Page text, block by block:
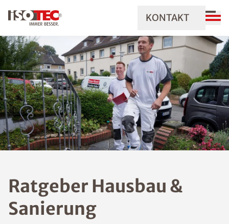
KONTAKT
Ratgeber Hausbau &
Sanierung